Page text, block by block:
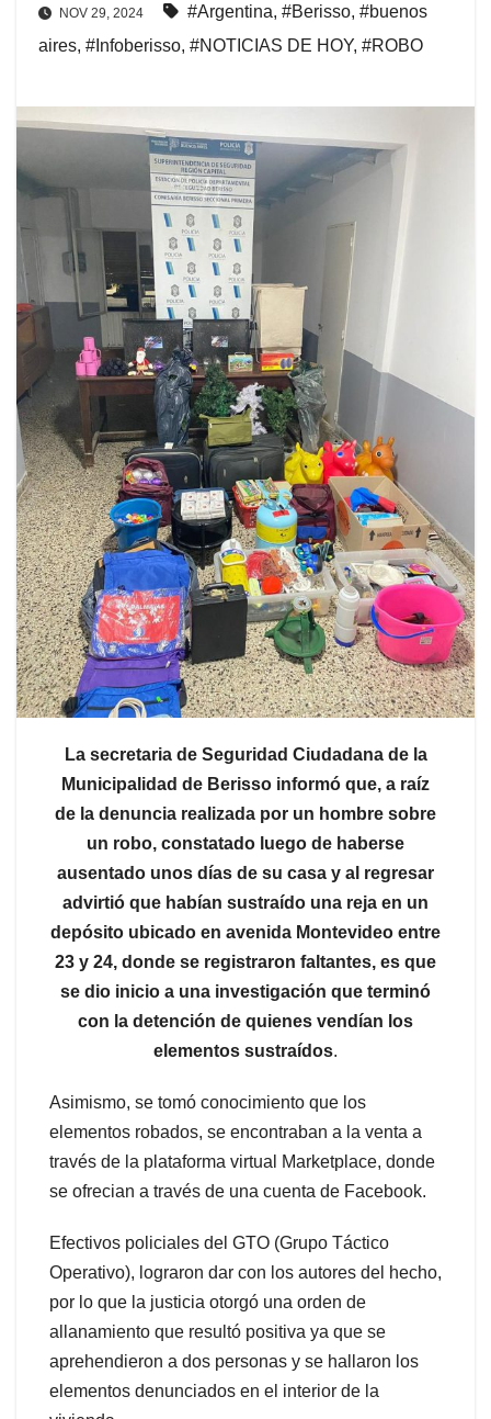
NOV 29, 2024 #Argentina, #Berisso, #buenos
aires, #Infoberisso, #NOTICIAS DE HOY, #ROBO
La secretaria de Seguridad Ciudadana de la
Municipalidad de Berisso informó que, a raíz
de la denuncia realizada por un hombre sobre
un robo, constatado luego de haberse
ausentado unos días de su casa y al regresar
advirtió que habían sustraído una reja en un
depósito ubicado en avenida Montevideo entre
23 y 24, donde se registraron faltantes, es que
se dio inicio a una investigación que terminó
con la detención de quienes vendían los
elementos sustraídos.
Asimismo, se tomó conocimiento que los
elementos robados, se encontraban a la venta a
través de la plataforma virtual Marketplace, donde
se ofrecian a través de una cuenta de Facebook.
Efectivos policiales del GTO (Grupo Táctico
Operativo), lograron dar con los autores del hecho,
por lo que la justicia otorgó una orden de
allanamiento que resultó positiva ya que se
aprehendieron a dos personas y se hallaron los
elementos denunciados en el interior de la